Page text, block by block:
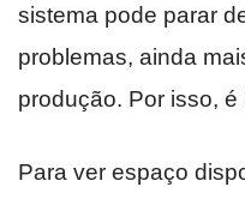
sistema pode parar
problemas, ainda
produção. Por isso,
Para ver espaço